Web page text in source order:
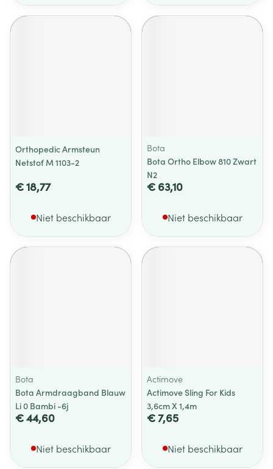
Orthopedic Armsteun
Netstof M 1103-2
€ 18,77
Niet beschikbaar
Bota
Bota Ortho Elbow 810 Zwart
N2
€ 63,10
Niet beschikbaar
Bota
Bota Armdraagband Blauw
Li 0 Bambi -6j
€ 44,60
Niet beschikbaar
Actimove
Actimove Sling For Kids
3,6cm X 1,4m
€ 7,65
Niet beschikbaar